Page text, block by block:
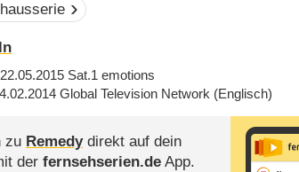
22.05.2015 Sat.1 emotions
Global Television Network (Englisch)
zu Remedydirekt auf dein
derfernsehserien.de App.